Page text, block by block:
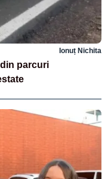
Ionuț Nichita
parcuri